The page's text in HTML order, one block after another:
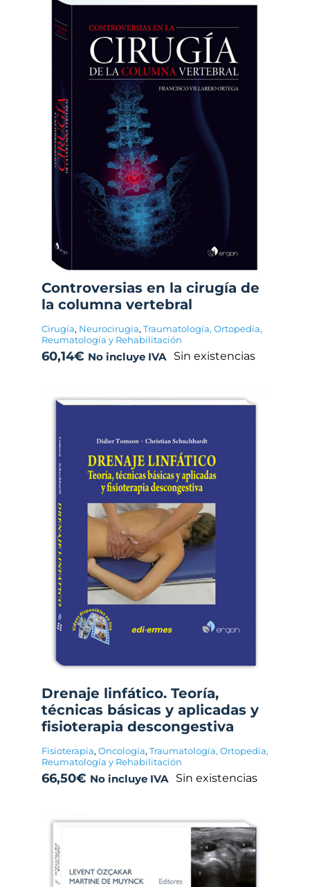
Controversias en la cirugía de
la columna vertebral
Cirugía, Neurocirugía, Traumatología, Ortopedia,
Reumatología y Rehabilitación
60,14€ No incluye IVA Sin existencias
Drenaje linfático. Teoría,
técnicas básicas y aplicadas y
fisioterapia descongestiva
Fisioterapia, Oncología, Traumatología, Ortopedia,
Reumatología y Rehabilitación
66,50€ No incluye IVA Sin existencias